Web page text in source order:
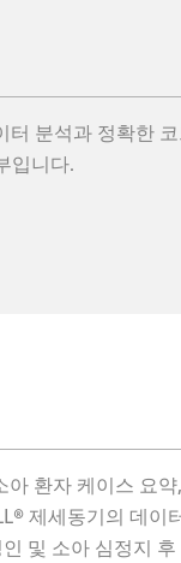
분석과 정확한
입니다.
환자 케이스 요
제세동기의 데이
및 소아 심정지